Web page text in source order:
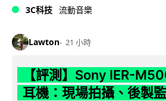
3C科技 流動音樂
Lawton 21 小時
【評測】Sony IER-
耳機：現場拍攝、後製